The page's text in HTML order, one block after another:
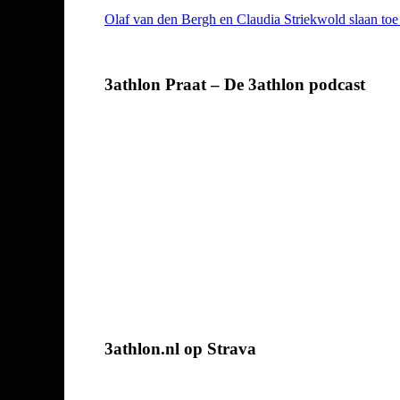
Olaf van den Bergh en Claudia Striekwold slaan
3athlon Praat – De 3athlon podcast
3athlon.nl op Strava